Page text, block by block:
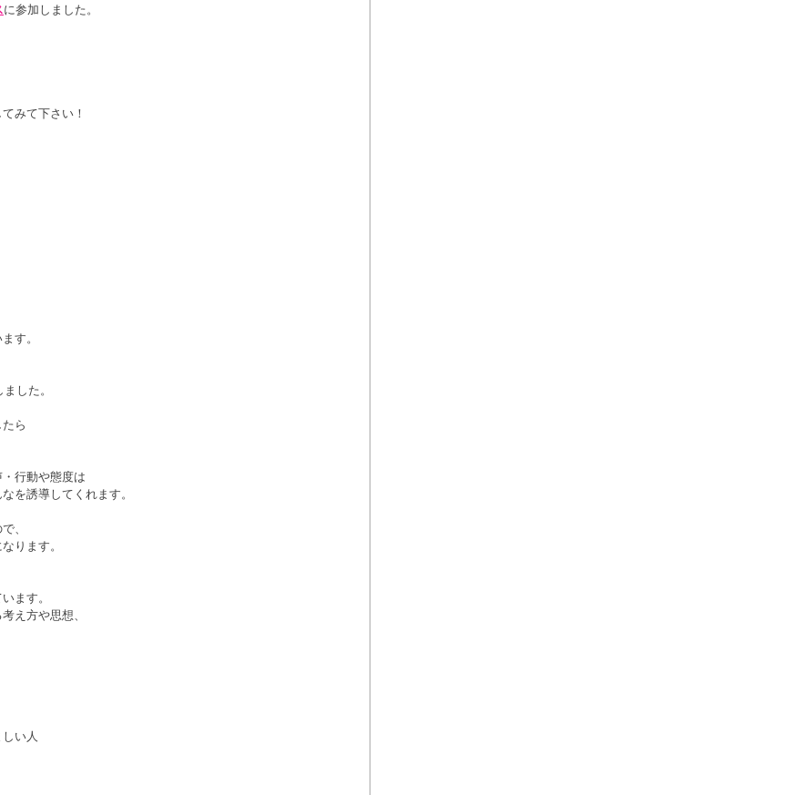
に参加しました。
みて下さい！
す。
した。
ら
行動や態度は
を誘導してくれます。
、
ります。
ます。
え方や思想、
い人